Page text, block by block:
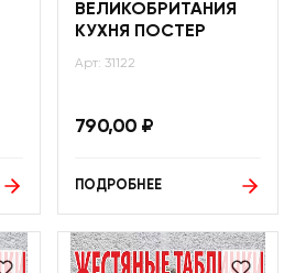
ВЕЛИКОБРИТАНИЯ
КУХНЯ ПОСТЕР
Арт: 31122
790,00 ₽
ПОДРОБНЕЕ